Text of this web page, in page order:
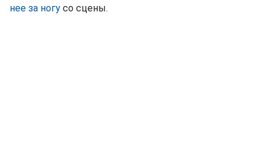
нее за ногу со сцены.